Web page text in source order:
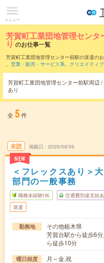
メニュー
芳賀町工業団地管理センタ
り のお仕事一覧
芳賀町工業団地管理センター前駅の派遣のお
、 営業・販売・サービス系、 クリエイティ
芳賀町工業団地管理センター前駅周辺
あり
全 5件
未読
NEW
掲載日 2026/08/06
＜フレックスあり＞
部門の一般事務
職種未経験OK 交通費別途支給
派遣
勤務地
その他栃木県
芳賀台駅から徒歩6
ら徒歩10分
曜日頻度 月～金,祝